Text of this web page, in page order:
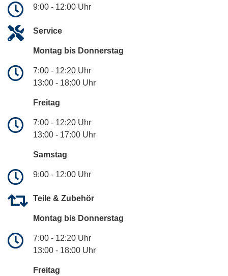
9:00 - 12:00 Uhr
Service
Montag bis Donnerstag
7:00 - 12:20 Uhr
13:00 - 18:00 Uhr
Freitag
7:00 - 12:20 Uhr
13:00 - 17:00 Uhr
Samstag
9:00 - 12:00 Uhr
Teile & Zubehör
Montag bis Donnerstag
7:00 - 12:20 Uhr
13:00 - 18:00 Uhr
Freitag